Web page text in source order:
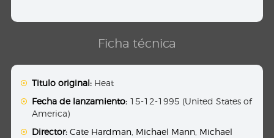
Ficha técnica
Titulo original: Heat
Fecha de lanzamiento: 15-12-1995 (United States of
America)
Director: Cate Hardman Michael Mann Michael